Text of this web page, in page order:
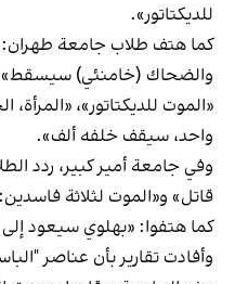
للديكتاتور».
كما هتف طلاب جامعة طهران:
والضحاك (خامنئي)
«الموت للديكتاتور»،
واحد، سيقف خلفه ألف».
وفي جامعة أمير كبير، ردد
قاتل» و«الموت لثلاثة
كما هتفوا: «بهلوي سيعود
وأفادت تقارير بأن عناصر